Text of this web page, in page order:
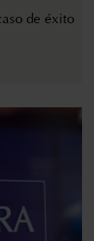
de éxito